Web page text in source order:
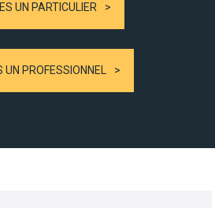
UN PARTICULIER
UN PROFESSIONNEL